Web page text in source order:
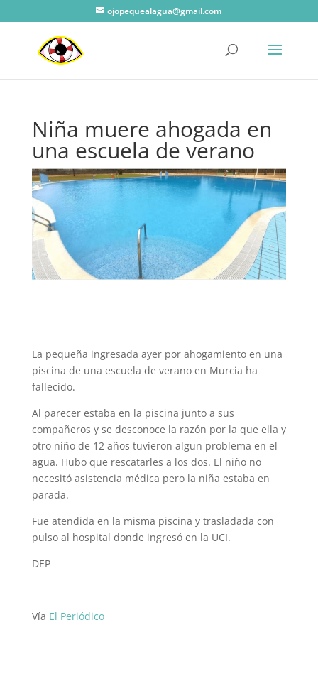
ojopequealagua@gmail.com
Niña muere ahogada en
una escuela de verano
La pequeña ingresada ayer por ahogamiento en una
piscina de una escuela de verano en Murcia ha
fallecido.
Al parecer estaba en la piscina junto a sus
compañeros y se desconoce la razón por la que ella y
otro niño de 12 años tuvieron algun problema en el
agua. Hubo que rescatarles a los dos. El niño no
necesitó asistencia médica pero la niña estaba en
parada.
Fue atendida en la misma piscina y trasladada con
pulso al hospital donde ingresó en la UCI.
DEP
Vía El Periódico